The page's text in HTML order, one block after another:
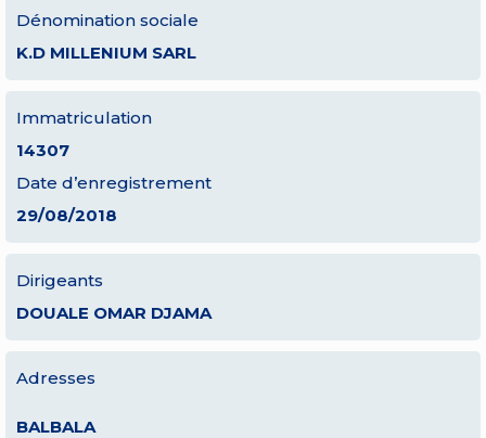
Dénomination sociale
K.D MILLENIUM SARL
Immatriculation
14307
Date d’enregistrement
29/08/2018
Dirigeants
DOUALE OMAR DJAMA
Adresses
BALBALA